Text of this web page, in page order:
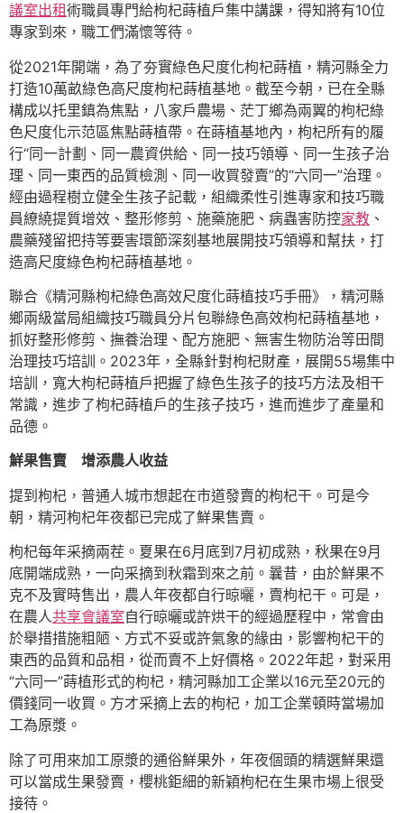
議室出租術職員專門給枸杞蒔植戶集中講課，得知將有10位
專家到來，職工們滿懷等待。
從2021年開端，為了夯實綠色尺度化枸杞蒔植，精河縣全力
打造10萬畝綠色高尺度枸杞蒔植基地。截至今朝，已在全縣
構成以托里鎮為焦點，八家戶農場、茫丁鄉為兩翼的枸杞綠
色尺度化示范區焦點蒔植帶。在蒔植基地內，枸杞所有的履
行“同一計劃、同一農資供給、同一技巧領導、同一生孩子治
理、同一東西的品質檢測、同一收買發賣”的“六同一”治理。
經由過程樹立健全生孩子記載，組織柔性引進專家和技巧職
員繚繞提質增效、整形修剪、施藥施肥、病蟲害防控家教 、
農藥殘留把持等要害環節深刻基地展開技巧領導和幫扶，打
造高尺度綠色枸杞蒔植基地。
聯合《精河縣枸杞綠色高效尺度化蒔植技巧手冊》，精河縣
鄉兩級當局組織技巧職員分片包聯綠色高效枸杞蒔植基地，
抓好整形修剪、撫養治理、配方施肥、無害生物防治等田間
治理技巧培訓。2023年，全縣針對枸杞財產，展開55場集中
培訓，寬大枸杞蒔植戶把握了綠色生孩子的技巧方法及相干
常識，進步了枸杞蒔植戶的生孩子技巧，進而進步了產量和
品德。
鮮果售賣 增添農人收益
提到枸杞，普通人城市想起在市道發賣的枸杞干。可是今
朝，精河枸杞年夜都已完成了鮮果售賣。
枸杞每年采摘兩茬。夏果在6月底到7月初成熟，秋果在9月
底開端成熟，一向采摘到秋霜到來之前。曩昔，由於鮮果不
克不及實時售出，農人年夜都自行晾曬，賣枸杞干。可是，
在農人共享會議室自行晾曬或許烘干的經過歷程中，常會由
於舉措措施粗陋、方式不妥或許氣象的緣由，影響枸杞干的
東西的品質和品相，從而賣不上好價格。2022年起，對采用
“六同一”蒔植形式的枸杞，精河縣加工企業以16元至20元的
價錢同一收買。方才采摘上去的枸杞，加工企業頓時當場加
工為原漿。
除了可用來加工原漿的通俗鮮果外，年夜個頭的精選鮮果還
可以當成生果發賣，櫻桃鉅細的新穎枸杞在生果市場上很受
接待。